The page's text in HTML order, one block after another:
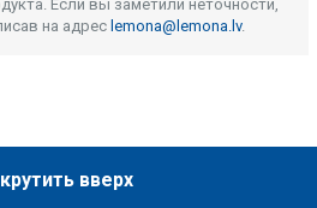
Если вы заметили неточности,
на адрес lemona@lemona.lv.
вверх